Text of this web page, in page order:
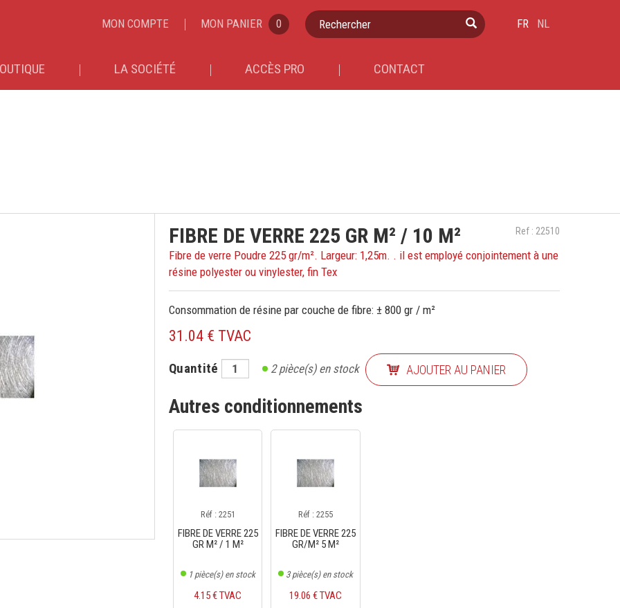
MON COMPTE MON PANIER 0 Rechercher FR NL
LA SOCIÉTÉ ACCÈS PRO CONTACT
Ref : 22510
FIBRE DE VERRE 225 GR M² / 10 M²
Fibre de verre Poudre 225 gr/m². Largeur: 1,25m. . il est employé conjointement à une
résine polyester ou vinylester, fin Tex
Consommation de résine par couche de fibre: ± 800 gr / m²
31.04 € TVAC
Quantité 2pièce(s) en stock AJOUTER AU PANIER
Autres conditionnements
Réf : 2251
FIBRE DE VERRE 225
GR M² / 1 M²
1pièce(s) en stock
4.15 € TVAC
Réf : 2255
FIBRE DE VERRE 225
GR/M² 5 M²
3pièce(s) en stock
19.06 € TVAC